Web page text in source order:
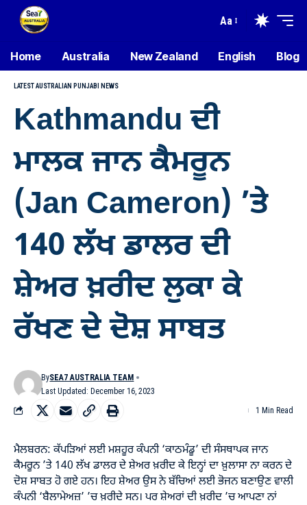
Aa
Home Australia New Zealand English Blog
LATEST AUSTRALIAN PUNJABI NEWS
Kathmandu ਦੀ
ਮਾਲਕ ਜਾਨ ਕੈਮਰੂਨ
(Jan Cameron) ’ਤੇ
140 ਲੱਖ ਡਾਲਰ ਦੀ
ਸ਼ੇਅਰ ਖ਼ਰੀਦ ਲੁਕਾ ਕੇ
ਰੱਖਣ ਦੇ ਦੋਸ਼ ਸਾਬਤ
Last Updated: December 16, 2023
BySEA7 AUSTRALIA TEAM
1 Min Read
ਮੈਲਬਰਨ: ਕੱਪੜਿਆਂ ਲਈ ਮਸ਼ਹੂਰ ਕੰਪਨੀ ‘ਕਾਠਮੰਡੂ’ ਦੀ ਸੰਸਥਾਪਕ ਜਾਨ
ਕੈਮਰੂਨ ’ਤੇ 140 ਲੱਖ ਡਾਲਰ ਦੇ ਸ਼ੇਅਰ ਖ਼ਰੀਦ ਕੇ ਇਨ੍ਹਾਂ ਦਾ ਖ਼ੁਲਾਸਾ ਨਾ ਕਰਨ ਦੇ
ਦੋਸ਼ ਸਾਬਤ ਹੋ ਗਏ ਹਨ। ਇਹ ਸ਼ੇਅਰ ਉਸ ਨੇ ਬੱਚਿਆਂ ਲਈ ਭੋਜਨ ਬਣਾਉਣ ਵਾਲੀ
ਕੰਪਨੀ ‘ਬੈਲਾਮੇਅਜ਼’ ’ਚ ਖ਼ਰੀਦੇ ਸਨ। ਪਰ ਸ਼ੇਅਰਾਂ ਦੀ ਖ਼ਰੀਦ ’ਚ ਆਪਣਾ ਨਾਂ